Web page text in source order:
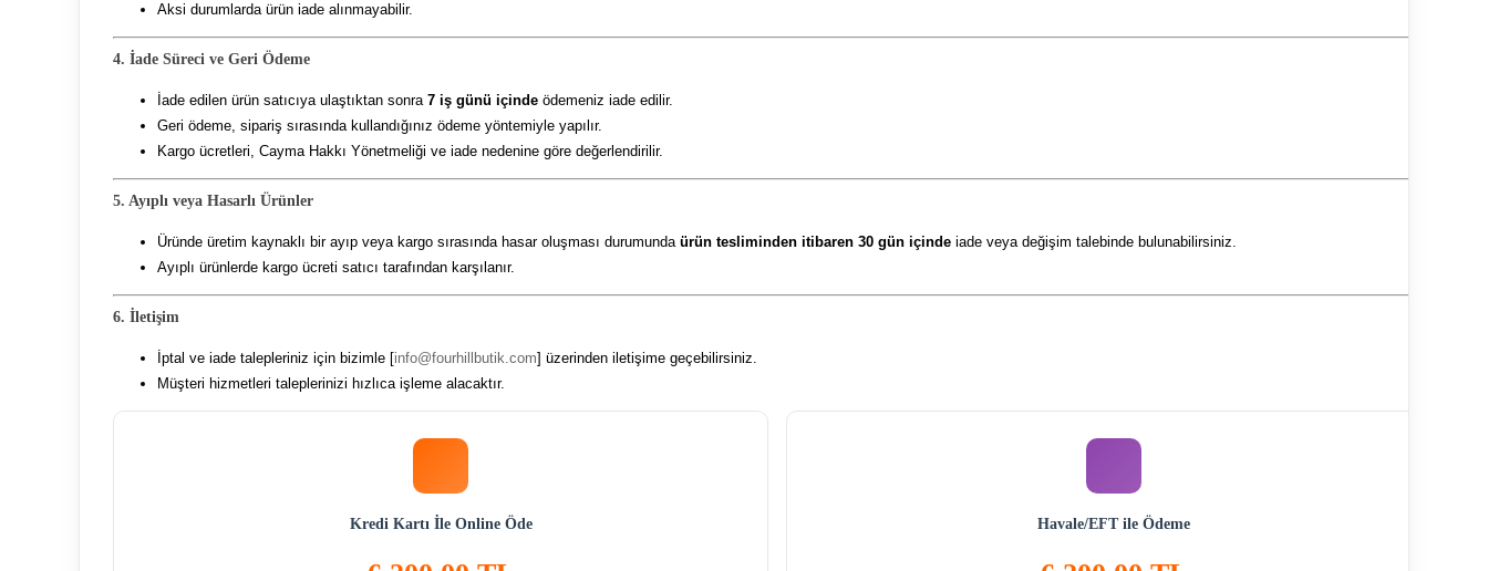
Aksi durumlarda ürün iade alınmayabilir.
4. İade Süreci ve Geri Ödeme
İade edilen ürün satıcıya ulaştıktan sonra 7 iş günü içinde ödemeniz iade edilir.
Geri ödeme, sipariş sırasında kullandığınız ödeme yöntemiyle yapılır.
Kargo ücretleri, Cayma Hakkı Yönetmeliği ve iade nedenine göre değerlendirilir.
5. Ayıplı veya Hasarlı Ürünler
Üründe üretim kaynaklı bir ayıp veya kargo sırasında hasar oluşması durumunda ürün tesliminden itibaren 30 gün içinde iade veya değişim talebinde bulunabilirsiniz.
Ayıplı ürünlerde kargo ücreti satıcı tarafından karşılanır.
6. İletişim
İptal ve iade talepleriniz için bizimle [info@fourhillbutik.com] üzerinden iletişime geçebilirsiniz.
Müşteri hizmetleri taleplerinizi hızlıca işleme alacaktır.
Kredi Kartı İle Online Öde Havale/EFT ile Ödeme